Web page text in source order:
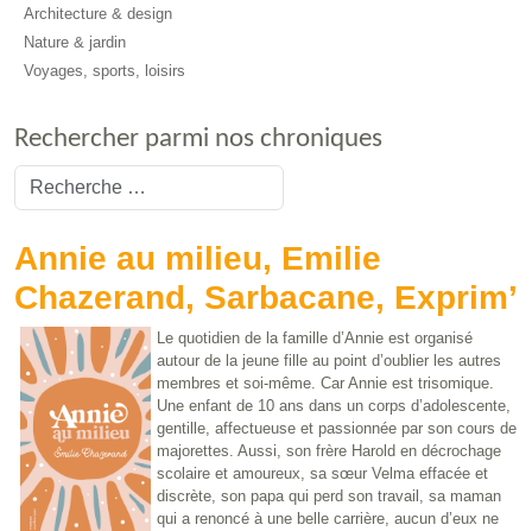
Architecture & design
Nature & jardin
Voyages, sports, loisirs
Rechercher parmi nos chroniques
Valider
Annie au milieu, Emilie
Chazerand, Sarbacane, Exprim’
Le quotidien de la famille d’Annie est organisé
autour de la jeune fille au point d’oublier les autres
membres et soi-même. Car Annie est trisomique.
Une enfant de 10 ans dans un corps d’adolescente,
gentille, affectueuse et passionnée par son cours de
majorettes. Aussi, son frère Harold en décrochage
scolaire et amoureux, sa sœur Velma effacée et
discrète, son papa qui perd son travail, sa maman
qui a renoncé à une belle carrière, aucun d’eux ne